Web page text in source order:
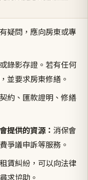
疑問，應向房東或專
錄影存證。若有任何
並要求房東修繕。
約、匯款證明、修繕
提供的資源： 消保會
爭議申訴等服務。
賃糾紛，可以向法律
求協助。